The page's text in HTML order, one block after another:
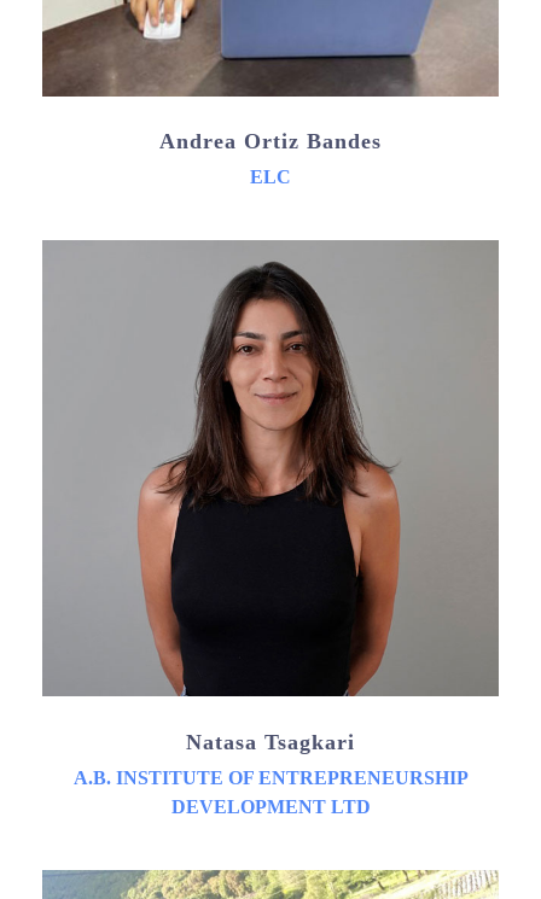
Andrea Ortiz Bandes
ELC
Natasa Tsagkari
A.B. INSTITUTE OF ENTREPRENEURSHIP
DEVELOPMENT LTD